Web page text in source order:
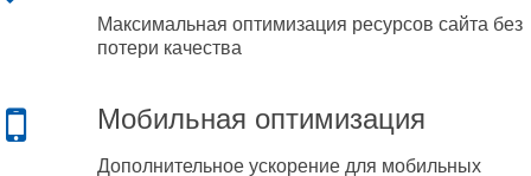
Максимальная оптимизация ресурсов сайта без
потери качества
Мобильная оптимизация
Дополнительное ускорение для мобильных